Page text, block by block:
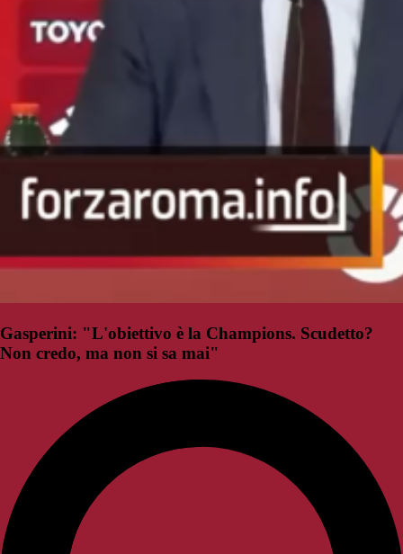
Gasperini: "L'obiettivo è la Champions. Scudetto?
Non credo, ma non si sa mai"